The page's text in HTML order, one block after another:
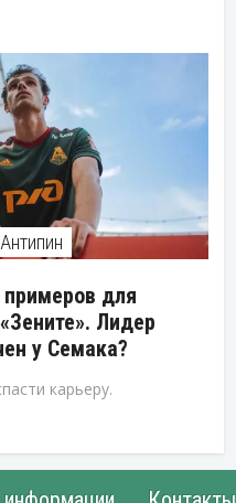
для
Лидер
у Семака?
карьеру.